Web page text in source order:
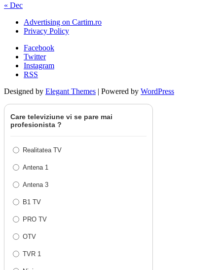
« Dec
Advertising on Cartim.ro
Privacy Policy
Facebook
Twitter
Instagram
RSS
Designed by Elegant Themes | Powered by WordPress
Care televiziune vi se pare mai
profesionista ?
Realitatea TV
Antena 1
Antena 3
B1 TV
PRO TV
OTV
TVR 1